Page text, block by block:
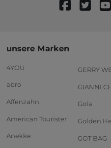
unsere Marken
4YOU
abro
Affenzahn
American Tourister
Anekke
GERRY
GIANNI
Gola
Golden
GOT BAG